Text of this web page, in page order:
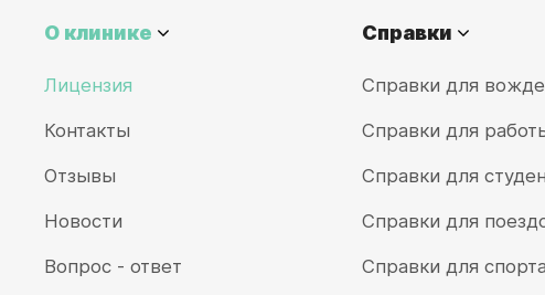
О клинике
Лицензия
Контакты
Отзывы
Новости
Вопрос - ответ
Справки
Справки для
Справки для
Справки для
Справки для
Справки для спорта